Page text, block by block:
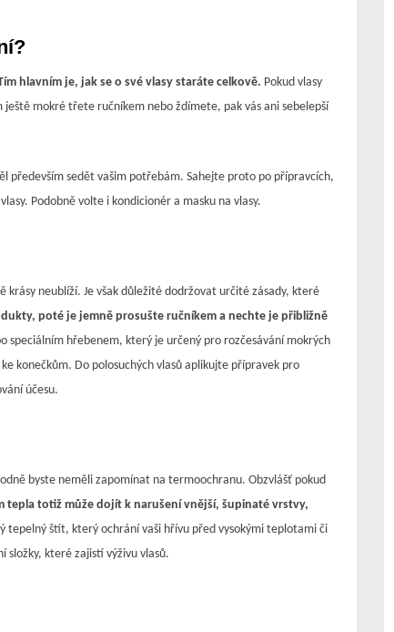
hlavním je, jak se o své vlasy staráte celkově. Pokud vlasy
mokré třete ručníkem nebo ždímete, pak vás ani sebelepší
především sedět vašim potřebám. Sahejte proto po přípravcích,
Podobně volte i kondicionér a masku na vlasy.
krásy neublíží. Je však důležité dodržovat určité zásady, které
poté je jemně prosušte ručníkem a nechte je přibližně
speciálním hřebenem, který je určený pro rozčesávání mokrých
konečkům. Do polosuchých vlasů aplikujte přípravek pro
účesu.
byste neměli zapomínat na termoochranu. Obzvlášť pokud
tepla totiž může dojít k narušení vnější, šupinaté vrstvy,
tepelný štít, který ochrání vaši hřívu před vysokými teplotami či
které zajistí výživu vlasů.